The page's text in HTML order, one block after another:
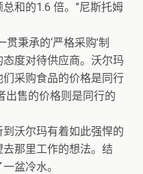
和的1.6 倍。”尼斯托姆
秉承的‘严格采购’制
度对待供应商。沃尔玛
采购食品的价格是同行
出售的价格则是同行的
沃尔玛有着如此强悍的
那里工作的想法。结
盆冷水。